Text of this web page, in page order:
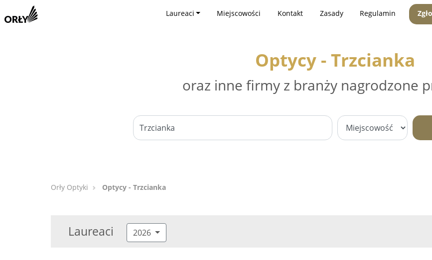
Laureaci Miejscowości Kontakt Zasady Regulamin
Optycy - Trzcianka
oraz inne firmy z branży nagrodzone
Orły Optyki Optycy - Trzcianka
Laureaci 2026